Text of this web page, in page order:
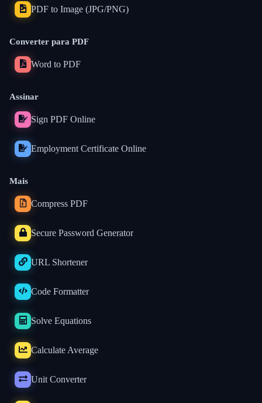
PDF to Image (JPG/PNG)
Converter para PDF
Word to PDF
Assinar
Sign PDF Online
Employment Certificate Online
Mais
Compress PDF
Secure Password Generator
URL Shortener
Code Formatter
Solve Equations
Calculate Average
Unit Converter